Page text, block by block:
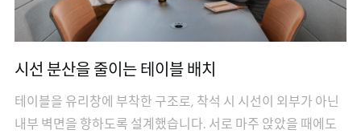
시선 분산을 줄이는 테이블 배치
테이블을 유리창에 부착한 구조로, 착석 시 시선이 외부가 아닌
내부 벽면을 향하도록 설계했습니다. 서로 마주 앉았을 때에도